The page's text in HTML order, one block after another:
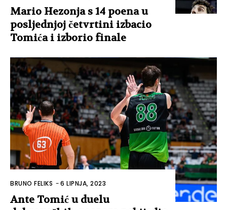
Mario Hezonja s 14 poena u
posljednjoj četvrtini izbacio
Tomića i izborio finale
BRUNO FELIKS -6 LIPNJA, 2023
Ante Tomić u duelu